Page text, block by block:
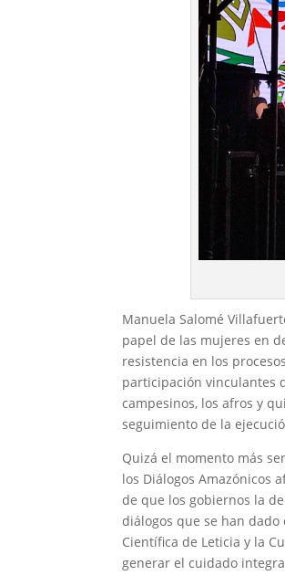
Manuela Salomé
papel de las mujeres en
resistencia en los
participación vinculantes
campesinos, los afros y
seguimiento de la
Quizá el momento más
los Diálogos Amazónicos
de que los gobiernos la
diálogos que se han
Científica de Leticia y la
generar el cuidado